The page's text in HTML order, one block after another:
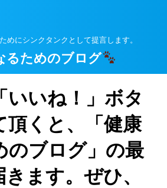
めにシンクタンクとして提言します。
るためのブログ
いいね！」ボタ
頂くと、「健康
のブログ」の最
ます。ぜひ、